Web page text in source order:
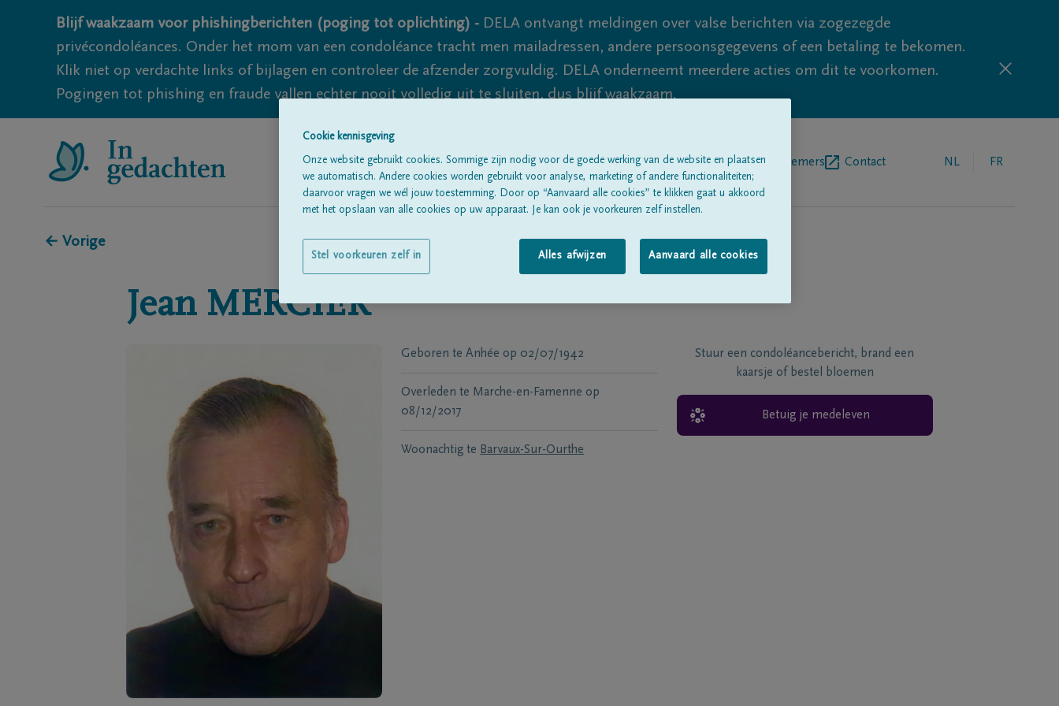
Blijf waakzaam voor phishingberichten (poging tot oplichting) - DELA ontvangt meldingen over valse berichten via zogezegde
privécondoléances. Onder het mom van een condoléance tracht men mailadressen, andere persoonsgegevens of een betaling te bekomen.
Klik niet op verdachte links of bijlagen en controleer de afzender zorgvuldig. DELA onderneemt meerdere acties om dit te voorkomen.
Pogingen tot phishing en fraude vallen echter nooit volledig uit te sluiten, dus blijf waakzaam.
Alle rouwberichtenOver onsBegrafenisondernemers Contact NL FR
← Vorige
Jean MERCIER
Geboren te Anhée op 02/07/1942
Overleden te Marche-en-Famenne op
08/12/2017
Woonachtig te Barvaux-Sur-Ourthe
Stuur een condoléancebericht, brand een
kaarsje of bestel bloemen
Betuig je medeleven
Cookie kennisgeving
Onze website gebruikt cookies. Sommige zijn nodig voor de goede werking van de website en plaatsen
we automatisch. Andere cookies worden gebruikt voor analyse, marketing of andere functionaliteiten;
daarvoor vragen we wél jouw toestemming. Door op “Aanvaard alle cookies” te klikken gaat u akkoord
met het opslaan van alle cookies op uw apparaat. Je kan ook je voorkeuren zelf instellen.
Alles afwijzen Aanvaard alle cookies
Stel voorkeuren zelf in